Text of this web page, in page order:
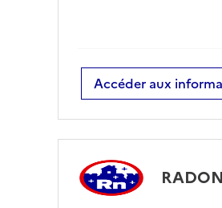
Accéder aux
RADON